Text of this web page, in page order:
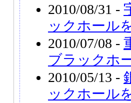
2010/08/31 -
ックホール
2010/07/08 -
ブラックホ
2010/05/13 -
ックホール